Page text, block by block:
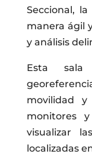
Seccional,
manera ágil
y análisis
Esta
movilidad
monitores
visualizar
localizadas